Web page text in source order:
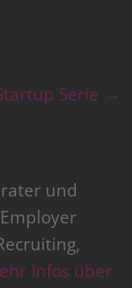
Serie →
und
Infos über